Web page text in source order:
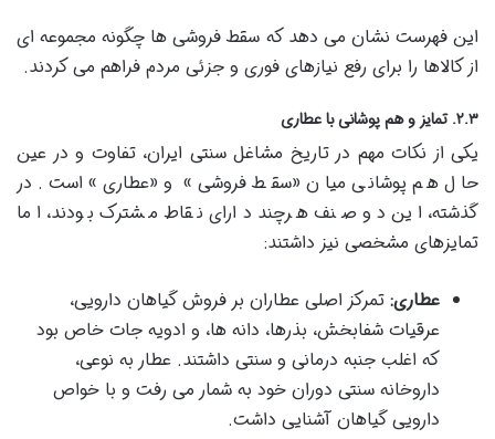
این فهرست نشان می دهد که سقط فروشی ها چگونه مجموعه ای
از کالاها را برای رفع نیازهای فوری و جزئی مردم فراهم می کردند.
۲.۳. تمایز و هم پوشانی با عطاری
یکی از نکات مهم در تاریخ مشاغل سنتی ایران، تفاوت و در عین
حال هم پوشانی میان «سقط فروشی» و «عطاری» است. در
گذشته، این دو صنف هرچند دارای نقاط مشترک بودند، اما
تمایزهای مشخصی نیز داشتند:
عطاری: تمرکز اصلی عطاران بر فروش گیاهان دارویی،
عرقیات شفابخش، بذرها، دانه ها، و ادویه جات خاص بود
که اغلب جنبه درمانی و سنتی داشتند. عطار به نوعی،
داروخانه سنتی دوران خود به شمار می رفت و با خواص
دارویی گیاهان آشنایی داشت.